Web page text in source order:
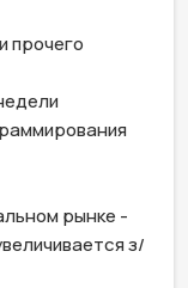
прочего
рынке -
з/